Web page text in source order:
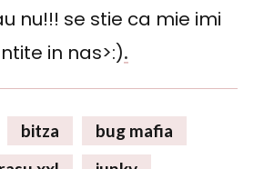
nu!!! se stie ca mie imi
in nas>:).
bitza
bug mafia